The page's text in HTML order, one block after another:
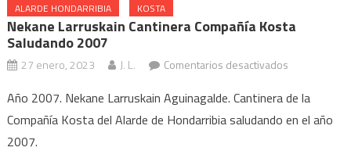
ALARDE HONDARRIBIA KOSTA
Nekane Larruskain Cantinera Compañía Kosta
Saludando 2007
27 enero, 2023 J. L. Comentarios desactivadosen
Larruskain
Cantinera
Año 2007. Nekane Larruskain Aguinagalde. Cantinera de la
Compañía Kosta del Alarde de Hondarribia saludando en el año
2007.